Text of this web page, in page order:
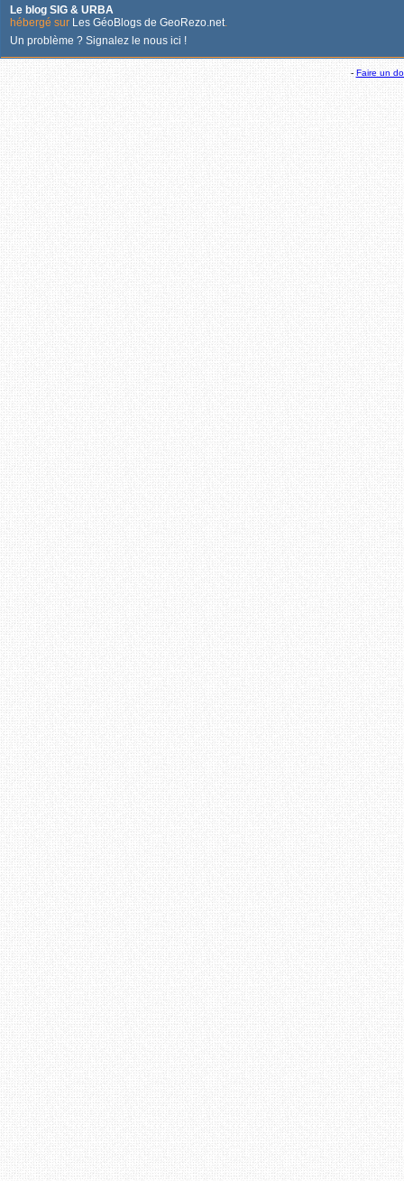
Le blog SIG & URBA
hébergé sur Les GéoBlogs de GeoRezo.net.
Un problème ? Signalez le nous ici !
- Faire un